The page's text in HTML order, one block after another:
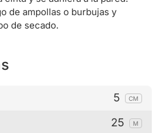
de ampollas o burbujas y
de secado.
5 CM
25 M